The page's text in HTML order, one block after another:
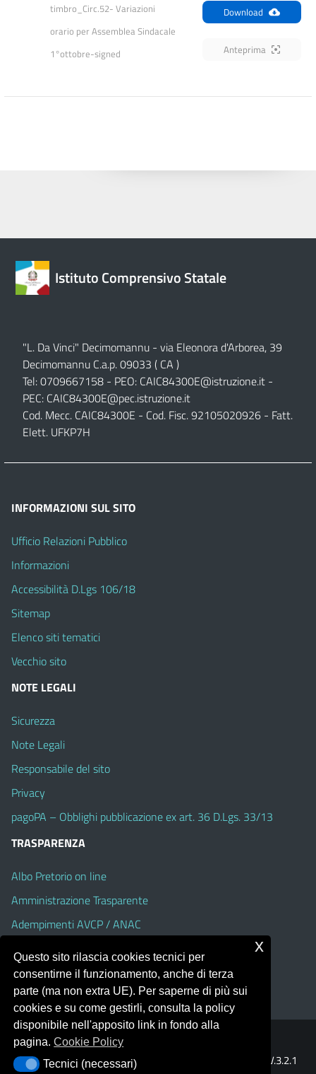
timbro_Circ.52- Variazioni
orario per Assemblea Sindacale
1°ottobre-signed
Download
Anteprima
Istituto Comprensivo Statale
"L. Da Vinci" Decimomannu - via Eleonora d'Arborea, 39
Decimomannu C.a.p. 09033 ( CA )
Tel: 0709667158 - PEO: CAIC84300E@istruzione.it -
PEC: CAIC84300E@pec.istruzione.it
Cod. Mecc. CAIC84300E - Cod. Fisc. 92105020926 - Fatt.
Elett. UFKP7H
INFORMAZIONI SUL SITO
Ufficio Relazioni Pubblico
Informazioni
Accessibilità D.Lgs 106/18
Sitemap
Elenco siti tematici
Vecchio sito
NOTE LEGALI
Sicurezza
Note Legali
Responsabile del sito
Privacy
pagoPA – Obblighi pubblicazione ex art. 36 D.Lgs. 33/13
TRASPARENZA
Albo Pretorio on line
Amministrazione Trasparente
Adempimenti AVCP / ANAC
Dichiarazione di accessibilità
Portale realizzato con la piattaforma
Template Italia configurato sul tema accessibile
V.3.2.1
Questo sito rilascia cookies tecnici per
consentirne il funzionamento, anche di terza
parte (ma non extra UE). Per saperne di più sui
cookies e su come gestirli, consulta la policy
disponibile nell'apposito link in fondo alla
pagina.Cookie Policy
Tecnici (necessari)
Tecnici (necessari)
x